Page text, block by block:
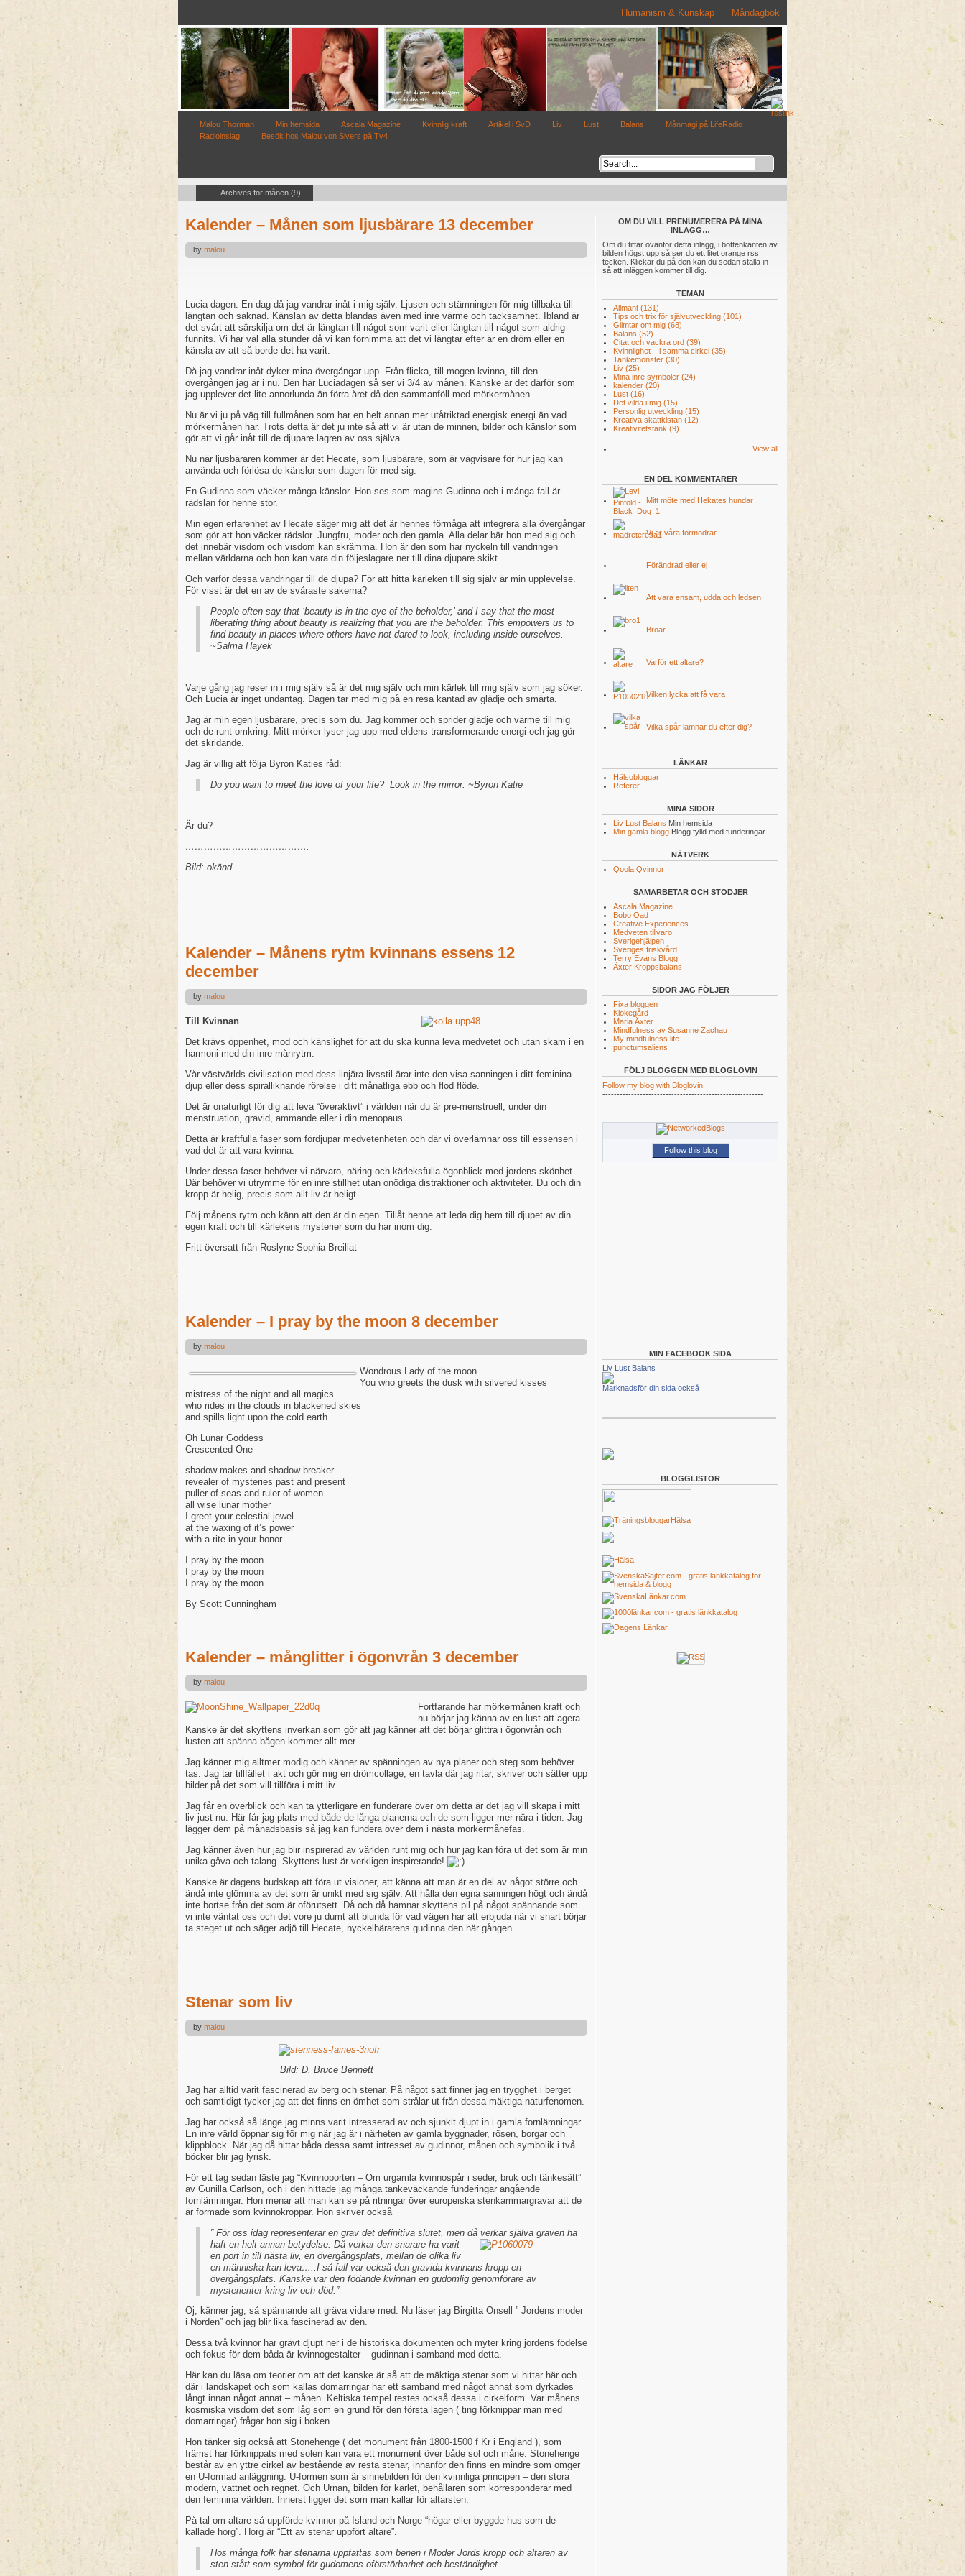
Humanism & Kunskap Måndagbok
Malou Thorman Min hemsida Ascala Magazine Kvinnlig kraft Artikel i SvD Liv Lust Balans
Månmagi på LifeRadio
Radioinslag
Besök hos Malou von Sivers på Tv4
Archives for månen (9)
Kalender – Månen som ljusbärare 13 december
by malou
Lucia dagen. En dag då jag vandrar inåt i mig själv. Ljusen och stämningen för mig tillbaka till
längtan och saknad. Känslan av detta blandas även med inre värme och tacksamhet. Ibland är
det svårt att särskilja om det är längtan till något som varit eller längtan till något som aldrig
funnits. Vi har väl alla stunder då vi kan förnimma att det vi längtar efter är en dröm eller en
känsla av att så borde det ha varit.
Då jag vandrar inåt dyker mina övergångar upp. Från flicka, till mogen kvinna, till den
övergången jag är i nu. Den här Luciadagen så ser vi 3/4 av månen. Kanske är det därför som
jag upplever det lite annorlunda än förra året då den sammanföll med mörkermånen.
Nu är vi ju på väg till fullmånen som har en helt annan mer utåtriktad energisk energi än vad
mörkermånen har. Trots detta är det ju inte så att vi är utan de minnen, bilder och känslor som
gör att vi går inåt till de djupare lagren av oss själva.
Nu när ljusbäraren kommer är det Hecate, som ljusbärare, som är vägvisare för hur jag kan
använda och förlösa de känslor som dagen för med sig.
En Gudinna som väcker många känslor. Hon ses som magins Gudinna och i många fall är
rädslan för henne stor.
Min egen erfarenhet av Hecate säger mig att det är hennes förmåga att integrera alla övergångar
som gör att hon väcker rädslor. Jungfru, moder och den gamla. Alla delar bär hon med sig och
det innebär visdom och visdom kan skrämma. Hon är den som har nyckeln till vandringen
mellan världarna och hon kan vara din följeslagare ner till dina djupare skikt.
Och varför dessa vandringar till de djupa? För att hitta kärleken till sig själv är min upplevelse.
För visst är det en av de svåraste sakerna?
People often say that ‘beauty is in the eye of the beholder,’ and I say that the most
liberating thing about beauty is realizing that you are the beholder. This empowers us to
find beauty in places where others have not dared to look, including inside ourselves.
~Salma Hayek
Varje gång jag reser in i mig själv så är det mig själv och min kärlek till mig själv som jag söker.
Och Lucia är inget undantag. Dagen tar med mig på en resa kantad av glädje och smärta.
Jag är min egen ljusbärare, precis som du. Jag kommer och sprider glädje och värme till mig
och de runt omkring. Mitt mörker lyser jag upp med eldens transformerande energi och jag gör
det skridande.
Jag är villig att följa Byron Katies råd:
Do you want to meet the love of your life? Look in the mirror. ~Byron Katie
Är du?
………………………………….
Bild: okänd
Kalender – Månens rytm kvinnans essens 12
december
by malou
Till Kvinnan
Det krävs öppenhet, mod och känslighet för att du ska kunna leva medvetet och utan skam i en
harmoni med din inre månrytm.
Vår västvärlds civilisation med dess linjära livsstil ärar inte den visa sanningen i ditt feminina
djup eller dess spiralliknande rörelse i ditt månatliga ebb och flod flöde.
Det är onaturligt för dig att leva “överaktivt” i världen när du är pre-menstruell, under din
menstruation, gravid, ammande eller i din menopaus.
Detta är kraftfulla faser som fördjupar medvetenheten och där vi överlämnar oss till essensen i
vad det är att vara kvinna.
Under dessa faser behöver vi närvaro, näring och kärleksfulla ögonblick med jordens skönhet.
Där behöver vi utrymme för en inre stillhet utan onödiga distraktioner och aktiviteter. Du och din
kropp är helig, precis som allt liv är heligt.
Följ månens rytm och känn att den är din egen. Tillåt henne att leda dig hem till djupet av din
egen kraft och till kärlekens mysterier som du har inom dig.
Fritt översatt från Roslyne Sophia Breillat
Kalender – I pray by the moon 8 december
by malou
Wondrous Lady of the moon
You who greets the dusk with silvered kisses
mistress of the night and all magics
who rides in the clouds in blackened skies
and spills light upon the cold earth
Oh Lunar Goddess
Crescented-One
shadow makes and shadow breaker
revealer of mysteries past and present
puller of seas and ruler of women
all wise lunar mother
I greet your celestial jewel
at the waxing of it’s power
with a rite in your honor.
I pray by the moon
I pray by the moon
I pray by the moon
By Scott Cunningham
Kalender – månglitter i ögonvrån 3 december
by malou
Fortfarande har mörkermånen kraft och
nu börjar jag känna av en lust att agera.
Kanske är det skyttens inverkan som gör att jag känner att det börjar glittra i ögonvrån och
lusten att spänna bågen kommer allt mer.
Jag känner mig alltmer modig och känner av spänningen av nya planer och steg som behöver
tas. Jag tar tillfället i akt och gör mig en drömcollage, en tavla där jag ritar, skriver och sätter upp
bilder på det som vill tillföra i mitt liv.
Jag får en överblick och kan ta ytterligare en funderare över om detta är det jag vill skapa i mitt
liv just nu. Här får jag plats med både de långa planerna och de som ligger mer nära i tiden. Jag
lägger dem på månadsbasis så jag kan fundera över dem i nästa mörkermånefas.
Jag känner även hur jag blir inspirerad av världen runt mig och hur jag kan föra ut det som är min
unika gåva och talang. Skyttens lust är verkligen inspirerande!
Kanske är dagens budskap att föra ut visioner, att känna att man är en del av något större och
ändå inte glömma av det som är unikt med sig själv. Att hålla den egna sanningen högt och ändå
inte bortse från det som är oförutsett. Då och då hamnar skyttens pil på något spännande som
vi inte väntat oss och det vore ju dumt att blunda för vad vägen har att erbjuda när vi snart börjar
ta steget ut och säger adjö till Hecate, nyckelbärarens gudinna den här gången.
Stenar som liv
by malou
Bild: D. Bruce Bennett
Jag har alltid varit fascinerad av berg och stenar. På något sätt finner jag en trygghet i berget
och samtidigt tycker jag att det finns en ömhet som strålar ut från dessa mäktiga naturfenomen.
Jag har också så länge jag minns varit intresserad av och sjunkit djupt in i gamla fornlämningar.
En inre värld öppnar sig för mig när jag är i närheten av gamla byggnader, rösen, borgar och
klippblock. När jag då hittar båda dessa samt intresset av gudinnor, månen och symbolik i två
böcker blir jag lyrisk.
För ett tag sedan läste jag “Kvinnoporten – Om urgamla kvinnospår i seder, bruk och tänkesätt”
av Gunilla Carlson, och i den hittade jag många tankeväckande funderingar angående
fornlämningar. Hon menar att man kan se på ritningar över europeiska stenkammargravar att de
är formade som kvinnokroppar. Hon skriver också
” För oss idag representerar en grav det definitiva slutet, men då verkar själva graven ha
haft en helt annan betydelse. Då verkar den snarare ha varit
en port in till nästa liv, en övergångsplats, mellan de olika liv
en människa kan leva…..I så fall var också den gravida kvinnans kropp en
övergångsplats. Kanske var den födande kvinnan en gudomlig genomförare av
mysterieriter kring liv och död.”
Oj, känner jag, så spännande att gräva vidare med. Nu läser jag Birgitta Onsell ” Jordens moder
i Norden” och jag blir lika fascinerad av den.
Dessa två kvinnor har grävt djupt ner i de historiska dokumenten och myter kring jordens födelse
och fokus för dem båda är kvinnogestalter – gudinnan i samband med detta.
Här kan du läsa om teorier om att det kanske är så att de mäktiga stenar som vi hittar här och
där i landskapet och som kallas domarringar har ett samband med något annat som dyrkades
långt innan något annat – månen. Keltiska tempel restes också dessa i cirkelform. Var månens
kosmiska visdom det som låg som en grund för den första lagen ( ting förknippar man med
domarringar) frågar hon sig i boken.
Hon tänker sig också att Stonehenge ( det monument från 1800-1500 f Kr i England ), som
främst har förknippats med solen kan vara ett monument över både sol och måne. Stonehenge
består av en yttre cirkel av bestående av resta stenar, innanför den finns en mindre som omger
en U-formad anläggning. U-formen som är sinnebilden för den kvinnliga principen – den stora
modern, vattnet och regnet. Och Urnan, bilden för kärlet, behållaren som korresponderar med
den feminina världen. Innerst ligger det som man kallar för altarsten.
På tal om altare så uppförde kvinnor på Island och Norge “högar eller byggde hus som de
kallade horg”. Horg är “Ett av stenar uppfört altare”.
Hos många folk har stenarna uppfattas som benen i Moder Jords kropp och altaren av
sten stått som symbol för gudomens oförstörbarhet och beständighet.
OM DU VILL PRENUMERERA PÅ MINA
INLÄGG…
Om du tittar ovanför detta inlägg, i bottenkanten av
bilden högst upp så ser du ett litet orange rss
tecken. Klickar du på den kan du sedan ställa in
så att inläggen kommer till dig.
TEMAN
Allmänt (131)
Tips och trix för självutveckling (101)
Glimtar om mig (68)
Balans (52)
Citat och vackra ord (39)
Kvinnlighet – i samma cirkel (35)
Tankemönster (30)
Liv (25)
Mina inre symboler (24)
kalender (20)
Lust (16)
Det vilda i mig (15)
Personlig utveckling (15)
Kreativa skattkistan (12)
Kreativitetstänk (9)
View all
EN DEL KOMMENTARER
Mitt möte med Hekates hundar
Vi är våra förmödrar
Förändrad eller ej
Att vara ensam, udda och ledsen
Broar
Varför ett altare?
Vilken lycka att få vara
Vilka spår lämnar du efter dig?
LÄNKAR
Hälsobloggar
Referer
MINA SIDOR
Liv Lust Balans Min hemsida
Min gamla blogg Blogg fylld med funderingar
NÄTVERK
Qoola Qvinnor
SAMARBETAR OCH STÖDJER
Ascala Magazine
Bobo Oad
Creative Experiences
Medveten tillvaro
Sverigehjälpen
Sveriges friskvård
Terry Evans Blogg
Äxter Kroppsbalans
SIDOR JAG FÖLJER
Fixa bloggen
Klokegård
Maria Äxter
Mindfulness av Susanne Zachau
My mindfulness life
punctumsaliens
FÖLJ BLOGGEN MED BLOGLOVIN
Follow my blog with Bloglovin
--------------------------------------------------------
Follow this blog
MIN FACEBOOK SIDA
Liv Lust Balans
Marknadsför din sida också
BLOGGLISTOR
Hälsa